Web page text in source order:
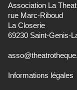
Association La
rue Marc-Riboud
La Closerie
69230 Saint-Genis-
Informations légales